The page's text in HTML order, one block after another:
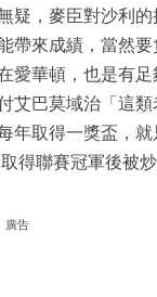
疑，麥臣對沙利
帶來成績，當然
愛華頓，也是有
艾巴莫域治「這
年取得一獎盃，
得聯賽冠軍後被炒
廣告